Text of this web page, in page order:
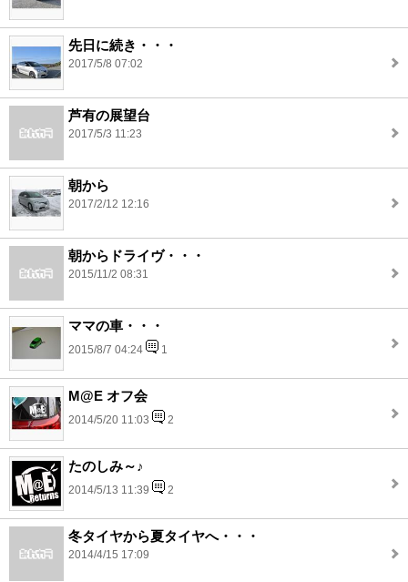
先日に続き・・・
2017/5/8 07:02
芦有の展望台
2017/5/3 11:23
朝から
2017/2/12 12:16
朝からドライヴ・・・
2015/11/2 08:31
ママの車・・・
2015/8/7 04:24 1
M@E オフ会
2014/5/20 11:03 2
たのしみ～♪
2014/5/13 11:39 2
冬タイヤから夏タイヤへ・・・
2014/4/15 17:09